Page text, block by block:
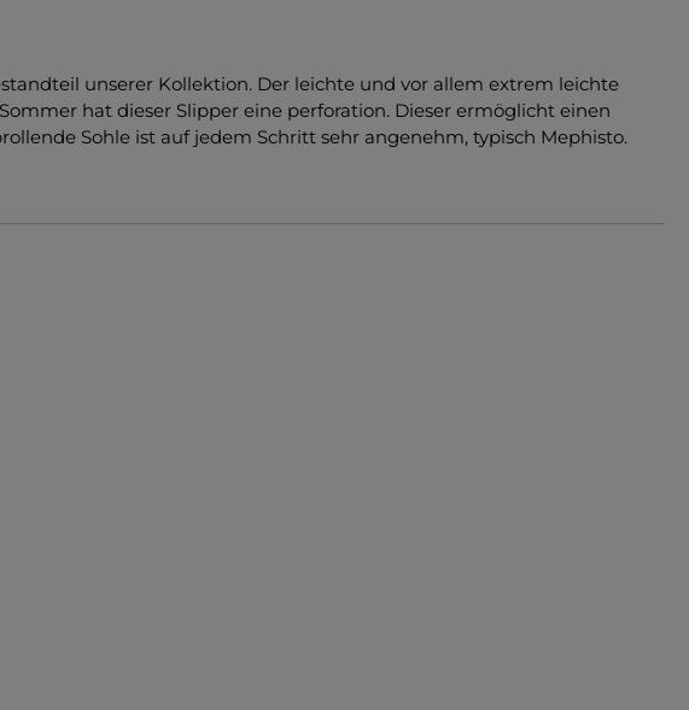
unserer Kollektion. Der leichte und vor allem extrem leichte
hat dieser Slipper eine perforation. Dieser ermöglicht einen
Sohle ist auf jedem Schritt sehr angenehm, typisch Mephisto.